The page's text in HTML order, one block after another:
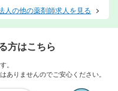
人の他の薬剤師求人を見る
方はこちら
。
ありませんのでご安心ください。